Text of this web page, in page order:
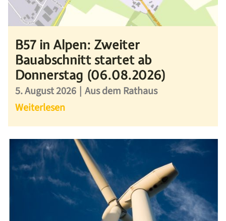
B57 in Alpen: Zweiter
Bauabschnitt startet ab
Donnerstag (06.08.2026)
5. August 2026 | Aus dem Rathaus
Weiterlesen